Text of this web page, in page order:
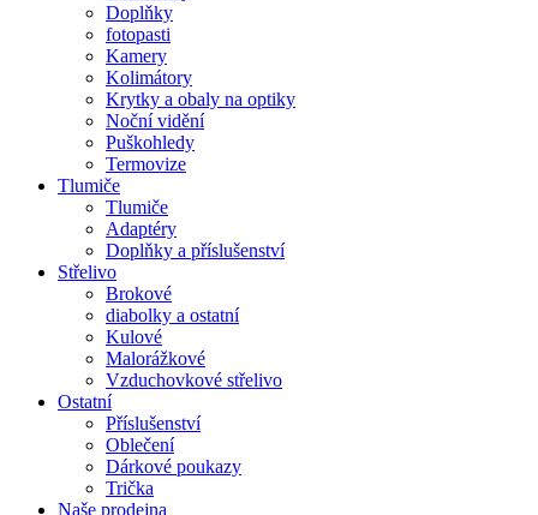
Doplňky
fotopasti
Kamery
Kolimátory
Krytky a obaly na optiky
Noční vidění
Puškohledy
Termovize
Tlumiče
Tlumiče
Adaptéry
Doplňky a příslušenství
Střelivo
Brokové
diabolky a ostatní
Kulové
Malorážkové
Vzduchovkové střelivo
Ostatní
Příslušenství
Oblečení
Dárkové poukazy
Trička
Naše prodejna